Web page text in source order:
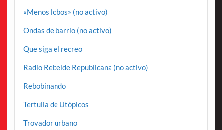
«Menos lobos» (no activo)
Ondas de barrio (no activo)
Que siga el recreo
Radio Rebelde Republicana (no activo)
Rebobinando
Tertulia de Utópicos
Trovador urbano